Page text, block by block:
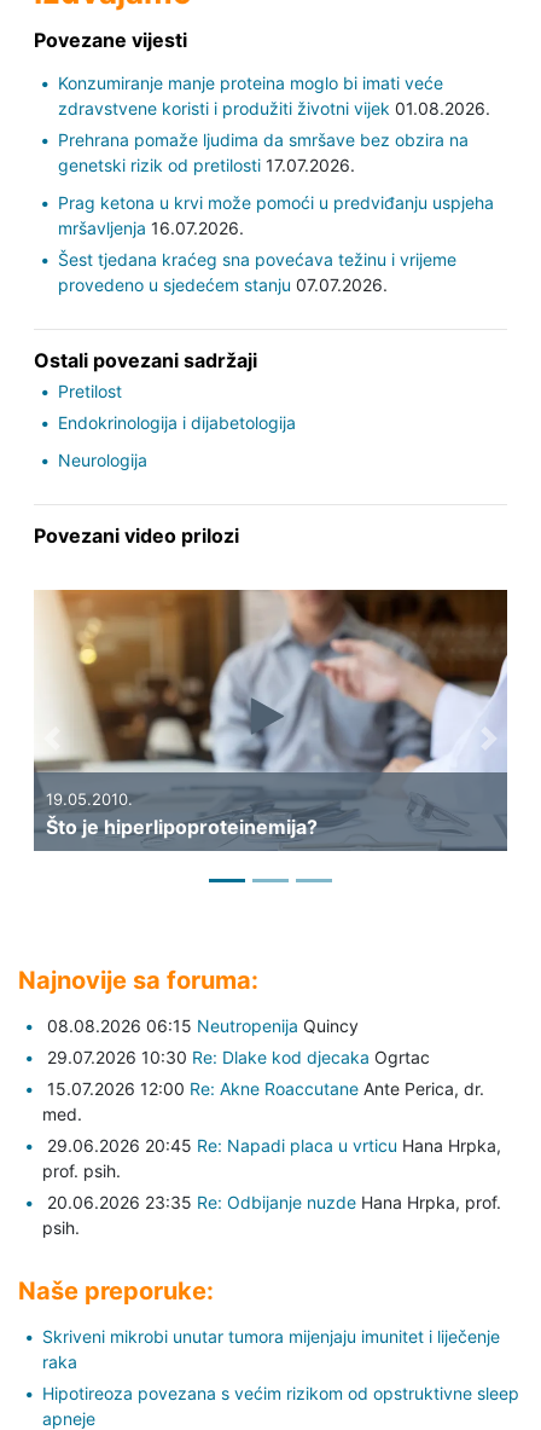
Povezane vijesti
Konzumiranje manje proteina moglo bi imati veće
zdravstvene koristi i produžiti životni vijek 01.08.2026.
Prehrana pomaže ljudima da smršave bez obzira na
genetski rizik od pretilosti17.07.2026.
Prag ketona u krvi može pomoći u predviđanju uspjeha
mršavljenja 16.07.2026.
Šest tjedana kraćeg sna povećava težinu i vrijeme
provedeno u sjedećem stanju 07.07.2026.
Ostali povezani sadržaji
Pretilost
Endokrinologija i dijabetologija
Neurologija
Povezani video prilozi
14.05.2010.
Što su
Previous Next
Najnovije sa foruma:
08.08.2026 06:15 Neutropenija Quincy
29.07.2026 10:30 Re: Dlake kod djecaka Ogrtac
15.07.2026 12:00 Re: Akne Roaccutane Ante Perica, dr.
med.
29.06.2026 20:45 Re: Napadi placa u vrticu Hana Hrpka,
prof. psih.
20.06.2026 23:35 Re: Odbijanje nuzde Hana Hrpka, prof.
psih.
Naše preporuke:
Skriveni mikrobi unutar tumora mijenjaju imunitet i liječenje
raka
Hipotireoza povezana s većim rizikom od opstruktivne sleep
apneje